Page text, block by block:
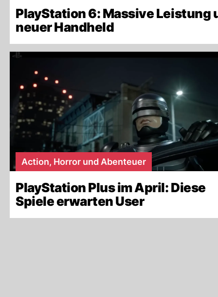
PlayStation 6: Massive Leistung
neuer Handheld
Action, Horror und Abenteuer
PlayStation Plus im April: Diese
Spiele erwarten User